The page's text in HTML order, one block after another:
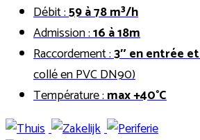
Débit :59 à 78 m³/h
Admission :16 à 18m
Raccordement :3″ en entrée
collé en PVC DN90)
Température :max +40°C